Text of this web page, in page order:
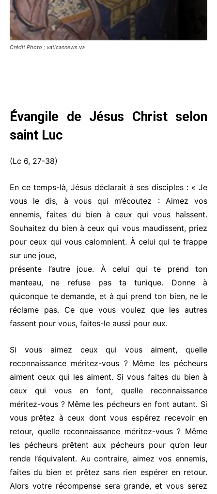
Crédit Photo ; vaticannews.va
Évangile de Jésus Christ selon
saint Luc
(Lc 6, 27-38)
En ce temps-là, Jésus déclarait à ses disciples : « Je
vous le dis, à vous qui m’écoutez : Aimez vos
ennemis, faites du bien à ceux qui vous haïssent.
Souhaitez du bien à ceux qui vous maudissent, priez
pour ceux qui vous calomnient. À celui qui te frappe
sur une joue,
présente l’autre joue. À celui qui te prend ton
manteau, ne refuse pas ta tunique. Donne à
quiconque te demande, et à qui prend ton bien, ne le
réclame pas. Ce que vous voulez que les autres
fassent pour vous, faites-le aussi pour eux.
Si vous aimez ceux qui vous aiment, quelle
reconnaissance méritez-vous ? Même les pécheurs
aiment ceux qui les aiment. Si vous faites du bien à
ceux qui vous en font, quelle reconnaissance
méritez-vous ? Même les pécheurs en font autant. Si
vous prêtez à ceux dont vous espérez recevoir en
retour, quelle reconnaissance méritez-vous ? Même
les pécheurs prêtent aux pécheurs pour qu’on leur
rende l’équivalent. Au contraire, aimez vos ennemis,
faites du bien et prêtez sans rien espérer en retour.
Alors votre récompense sera grande, et vous serez